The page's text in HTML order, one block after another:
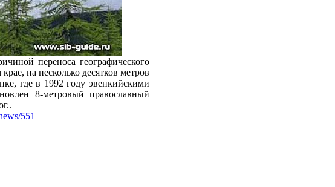
переноса географического
на несколько десятков метров
где в 1992 году эвенкийскими
8-метровый православный
551